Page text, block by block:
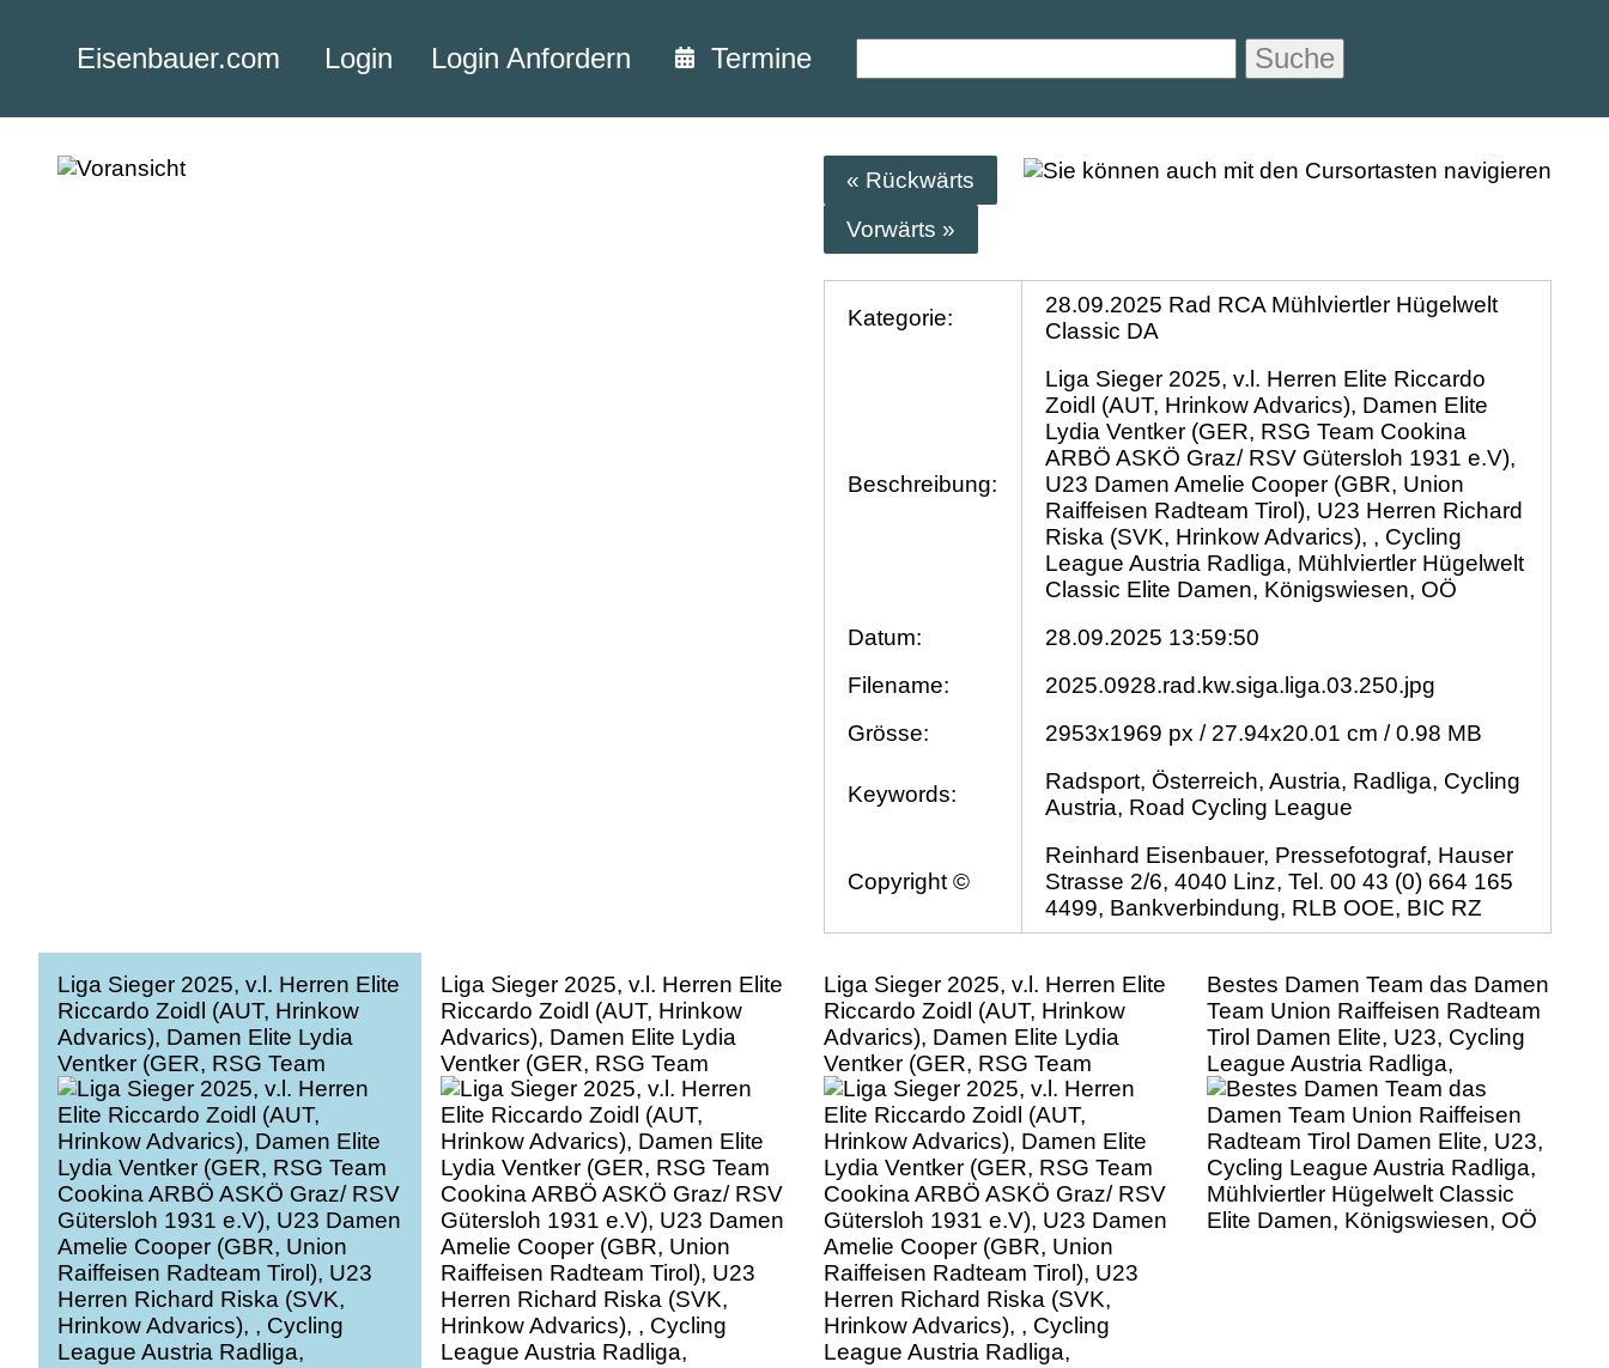
Eisenbauer.com Login Login Anfordern Termine Suche
« Rückwärts
Vorwärts »
Kategorie:
28.09.2025 Rad RCA Mühlviertler Hügelwelt
Classic DA
Beschreibung:
Liga Sieger 2025, v.l. Herren Elite Riccardo
Zoidl (AUT, Hrinkow Advarics), Damen Elite
Lydia Ventker (GER, RSG Team Cookina
ARBÖ ASKÖ Graz/ RSV Gütersloh 1931 e.V),
U23 Damen Amelie Cooper (GBR, Union
Raiffeisen Radteam Tirol), U23 Herren Richard
Riska (SVK, Hrinkow Advarics), , Cycling
League Austria Radliga, Mühlviertler Hügelwelt
Classic Elite Damen, Königswiesen, OÖ
Datum:
28.09.2025 13:59:50
Filename:
2025.0928.rad.kw.siga.liga.03.250.jpg
Grösse:
2953x1969 px / 27.94x20.01 cm / 0.98 MB
Keywords:
Radsport, Österreich, Austria, Radliga, Cycling
Austria, Road Cycling League
Copyright ©
Reinhard Eisenbauer, Pressefotograf, Hauser
Strasse 2/6, 4040 Linz, Tel. 00 43 (0) 664 165
4499, Bankverbindung, RLB OOE, BIC RZ
Liga Sieger 2025, v.l. Herren Elite
Riccardo Zoidl (AUT, Hrinkow
Advarics), Damen Elite Lydia
Ventker (GER, RSG Team
Cookina ARBÖ ASKÖ Graz/ RSV
Gütersloh 1931 e.V), U23 Damen
Amelie Cooper (GBR, Union
Raiffeisen Radteam Tirol), U23
Herren Richard Riska (SVK,
Hrinkow Advarics), , Cycling
League Austria Radliga,
Mühlviertler Hügelwelt Classic
Elite Damen, Königswiesen, OÖ
Liga Sieger 2025, v.l. Herren Elite
Riccardo Zoidl (AUT, Hrinkow
Advarics), Damen Elite Lydia
Ventker (GER, RSG Team
Cookina ARBÖ ASKÖ Graz/ RSV
Gütersloh 1931 e.V), U23 Damen
Amelie Cooper (GBR, Union
Raiffeisen Radteam Tirol), U23
Herren Richard Riska (SVK,
Hrinkow Advarics), , Cycling
League Austria Radliga,
Mühlviertler Hügelwelt Classic
Elite Damen, Königswiesen, OÖ
Liga Sieger 2025, v.l. Herren Elite
Riccardo Zoidl (AUT, Hrinkow
Advarics), Damen Elite Lydia
Ventker (GER, RSG Team
Cookina ARBÖ ASKÖ Graz/ RSV
Gütersloh 1931 e.V), U23 Damen
Amelie Cooper (GBR, Union
Raiffeisen Radteam Tirol), U23
Herren Richard Riska (SVK,
Hrinkow Advarics), , Cycling
League Austria Radliga,
Mühlviertler Hügelwelt Classic
Elite Damen, Königswiesen, OÖ
Bestes Damen Team das Damen
Team Union Raiffeisen Radteam
Tirol Damen Elite, U23, Cycling
League Austria Radliga,
Mühlviertler Hügelwelt Classic
Elite Damen, Königswiesen, OÖ